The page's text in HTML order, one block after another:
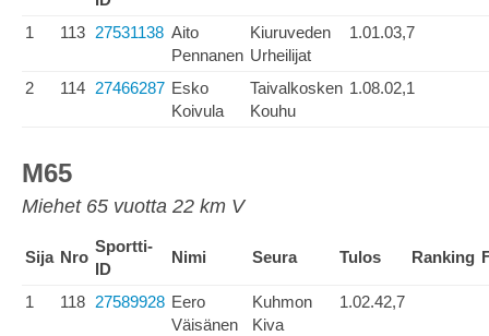
1 113 27531138 Aito
Pennanen
Kiuruveden
Urheilijat
1.01.03,7
2 114 27466287 Esko
Koivula
Taivalkosken
Kouhu
1.08.02,1
M65
Miehet 65 vuotta 22 km V
Sija Nro
Sportti-
ID
Nimi Seura Tulos Ranking
1 118 27589928 Eero
Väisänen
Kuhmon
Kiva
1.02.42,7